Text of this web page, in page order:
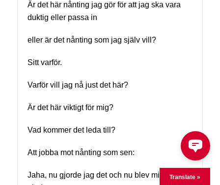
Är det här nånting jag gör för att jag ska vara
duktig eller passa in
eller är det nånting som jag själv vill?
Sitt varför.
Varför vill jag nå just det här?
Är det här viktigt för mig?
Vad kommer det leda till?
Att jobba mot nånting som sen:
Jaha, nu gjorde jag det och nu blev min mormor
Translate »